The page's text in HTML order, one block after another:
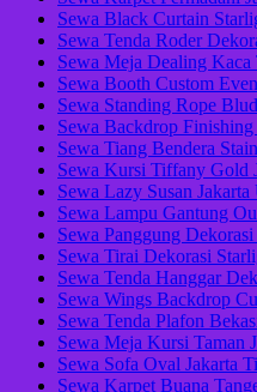
Sewa Black Curtain
Sewa Tenda Roder
Sewa Meja Dealing Kaca
Sewa Booth Custom
Sewa Standing Rope
Sewa Backdrop Finishing
Sewa Tiang Bendera
Sewa Kursi Tiffany Gold
Sewa Lazy Susan Jakarta
Sewa Lampu Gantung
Sewa Panggung
Sewa Tirai Dekorasi
Sewa Tenda Hanggar
Sewa Wings Backdrop
Sewa Tenda Plafon
Sewa Meja Kursi
Sewa Sofa Oval Jakarta
Sewa Karpet Buana